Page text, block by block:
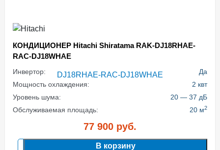
КОНДИЦИОНЕР Hitachi Shiratama RAK-DJ18RHAE-
RAC-DJ18WHAE
Инвертор:
Да
Мощность охлаждения:
2 квт
Уровень шума:
20 — 37 дБ
Обслуживаемая площадь:
20 м2
77 900 руб.
В корзину